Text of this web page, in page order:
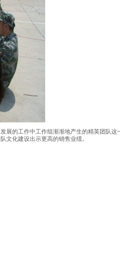
展的工作中工作组渐渐地产生的精英团队
文化建设出示更高的销售业绩。